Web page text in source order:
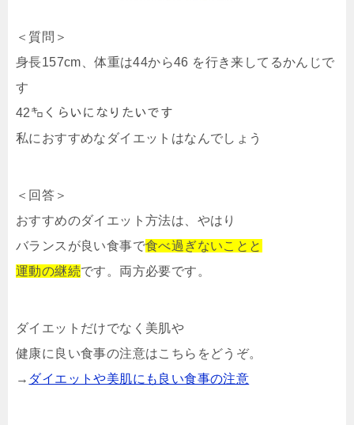
＜質問＞
身長157cm、体重は44から46 を行き来してるかんじで
す
42㌔くらいになりたいです
私におすすめなダイエットはなんでしょう
＜回答＞
おすすめのダイエット方法は、やはり
バランスが良い食事で食べ過ぎないことと
運動の継続です。両方必要です。
ダイエットだけでなく美肌や
健康に良い食事の注意はこちらをどうぞ。
→ ダイエットや美肌にも良い食事の注意